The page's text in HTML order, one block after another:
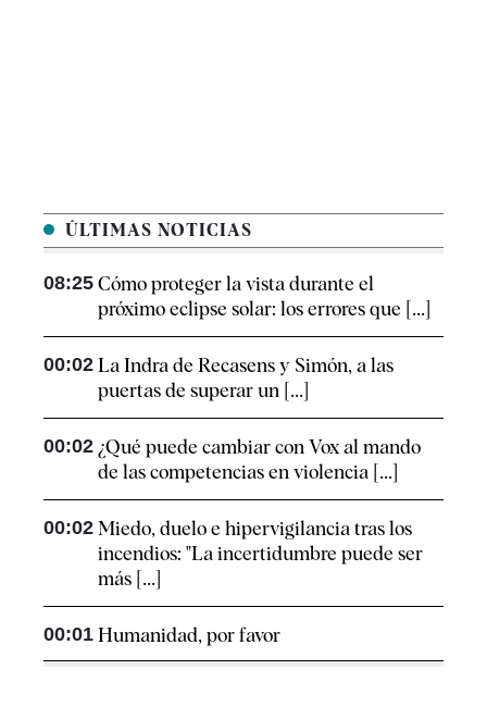
ÚLTIMAS NOTICIAS
08:25 Cómo proteger la vista durante el
próximo eclipse solar: los errores que [...]
00:02 La Indra de Recasens y Simón, a las
puertas de superar un [...]
00:02 ¿Qué puede cambiar con Vox al mando
de las competencias en violencia [...]
00:02 Miedo, duelo e hipervigilancia tras los
incendios: "La incertidumbre puede ser
más [...]
00:01 Humanidad, por favor